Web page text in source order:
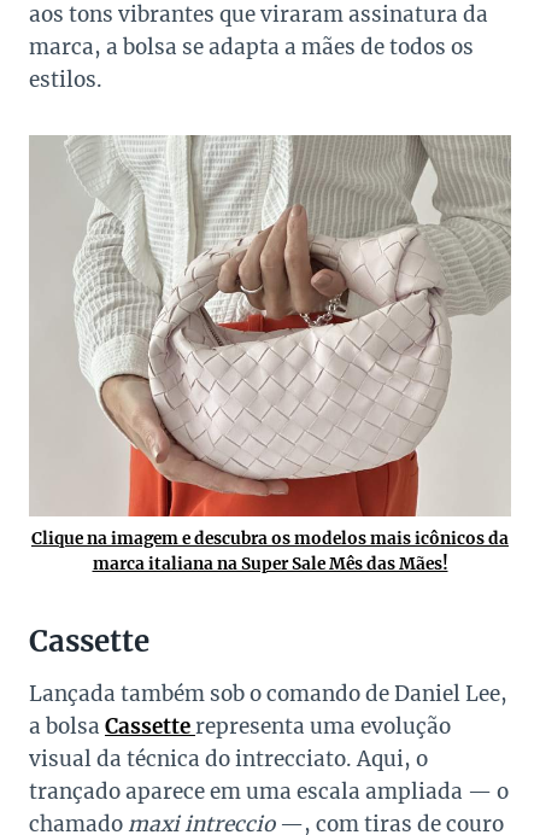
aos tons vibrantes que viraram assinatura da
marca, a bolsa se adapta a mães de todos os
estilos.
Clique na imagem e descubra os modelos mais icônicos da
marca italiana na Super Sale Mês das Mães!
Cassette
Lançada também sob o comando de Daniel Lee,
a bolsa Cassetterepresenta uma evolução
visual da técnica do intrecciato. Aqui, o
trançado aparece em uma escala ampliada — o
chamadomaxi intreccio—, com tiras de couro